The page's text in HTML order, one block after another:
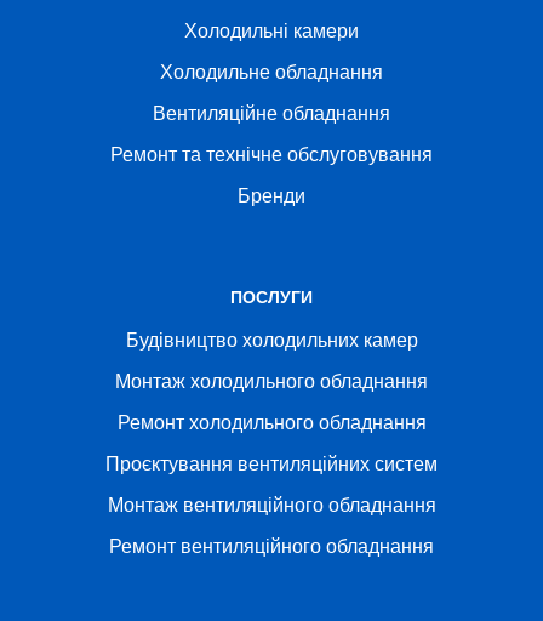
Холодильні камери
Холодильне обладнання
Вентиляційне обладнання
Ремонт та технічне обслуговування
Бренди
ПОСЛУГИ
Будівництво холодильних камер
Монтаж холодильного обладнання
Ремонт холодильного обладнання
Проєктування вентиляційних систем
Монтаж вентиляційного обладнання
Ремонт вентиляційного обладнання